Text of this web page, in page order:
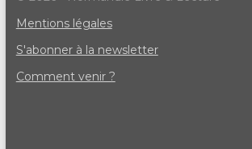
Mentions légales
S'abonner à la newsletter
Comment venir ?